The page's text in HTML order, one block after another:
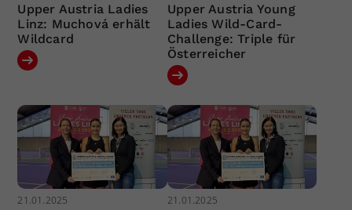
Upper Austria Ladies
Linz: Muchová erhält
Wildcard
Upper Austria Young
Ladies Wild-Card-
Challenge: Triple für
Österreicher
21.01.2025 21.01.2025